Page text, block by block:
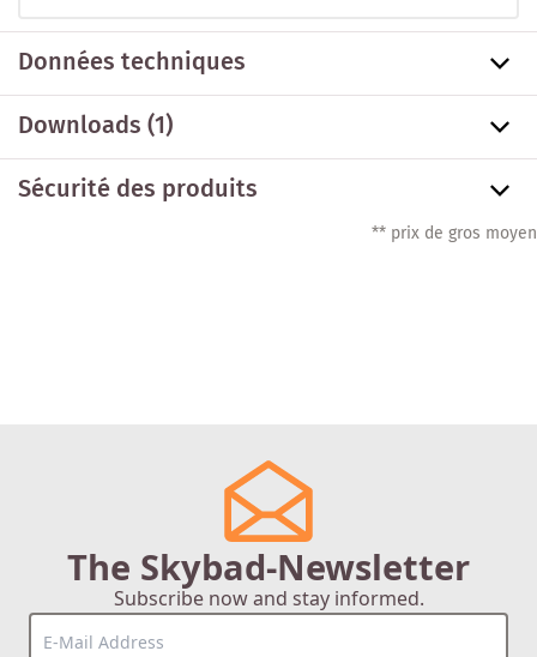
Données techniques
Downloads (1)
Sécurité des produits
** prix de gros moyen
The Skybad-Newsletter
Subscribe now and stay informed.